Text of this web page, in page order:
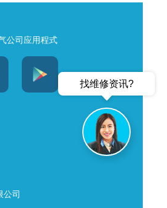
找维修资讯?
公司应用程式
公司